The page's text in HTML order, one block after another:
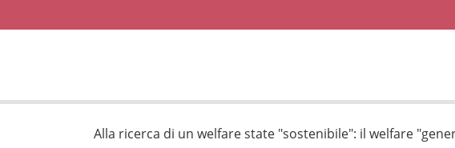
Alla ricerca di un welfare state "sostenibile": il welfare